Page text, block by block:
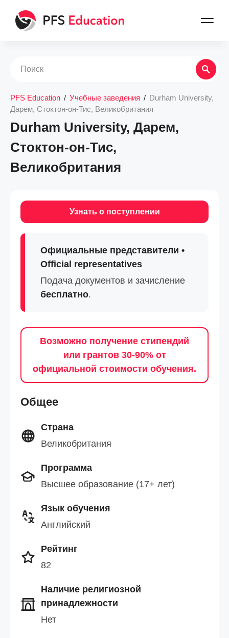
PFS Education / Учебные заведения / Durham University,
Дарем, Стоктон-он-Тис, Великобритания
Durham University, Дарем,
Стоктон-он-Тис,
Великобритания
Узнать о поступлении
Официальные представители •
Official representatives
Подача документов и зачисление
бесплатно.
Возможно получение стипендий
или грантов 30-90% от
официальной стоимости обучения.
Общее
Страна
Великобритания
Программа
Высшее образование (17+ лет)
Язык обучения
Английский
Рейтинг
82
Наличие религиозной
принадлежности
Нет